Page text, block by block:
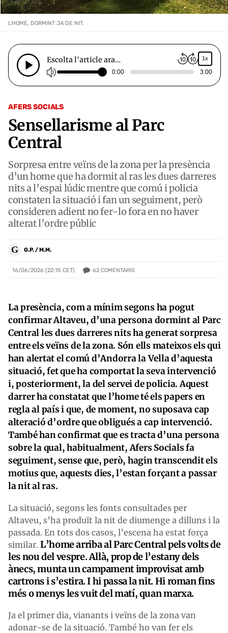
AFERS SOCIALS
Sensellarisme al Parc
Central
Sorpresa entre veïns de la zona per la presència
d’un home que ha dormit al ras les dues darreres
nits a l’espai lúdic mentre que comú i policia
constaten la situació i fan un seguiment, però
consideren adient no fer-lo fora en no haver
alterat l’ordre públic
G G.P. / M.M.
16/06/2026 (22:15 CET) 62 COMENTARIS
L'HOME, DORMINT JA DE NIT.
Escolta l'article ara… 1x
0:00 3:00
La presència, com a mínim segons ha pogut
confirmar Altaveu, d’una persona dormint al Parc
Central les dues darreres nits ha generat sorpresa
entre els veïns de la zona. Són ells mateixos els qui
han alertat el comú d’Andorra la Vella d’aquesta
situació, fet que ha comportat la seva intervenció
i, posteriorment, la del servei de policia. Aquest
darrer ha constatat que l’home té els papers en
regla al país i que, de moment, no suposava cap
alteració d’ordre que obligués a cap intervenció.
També han confirmat que es tracta d’una persona
sobre la qual, habitualment, Afers Socials fa
seguiment, sense que, però, hagin transcendit els
motius que, aquests dies, l’estan forçant a passar
la nit al ras.
La situació, segons les fonts consultades per
Altaveu, s’ha produït la nit de diumenge a dilluns i la
passada. En tots dos casos, l’escena ha estat força
similar. L’home arriba al Parc Central pels volts de
les nou del vespre. Allà, prop de l’estany dels
ànecs, munta un campament improvisat amb
cartrons i s’estira. I hi passa la nit. Hi roman fins
més o menys les vuit del matí, quan marxa.
Ja el primer dia, vianants i veïns de la zona van
adonar-se de la situació. També ho van fer els